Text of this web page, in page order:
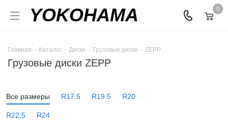
YOKOHAMA 0
Главная - Каталог - Диски - Грузовые диски - ZEPP
Грузовые диски ZEPP
Все размеры R17.5 R19.5 R20
R22.5 R24